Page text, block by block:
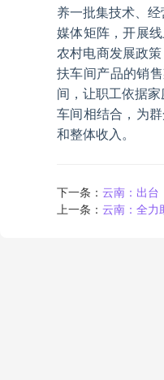
养一批集技术、
媒体矩阵，开展
农村电商发展政
扶车间产品的销
间，让职工依据
车间相结合，为
和整体收入。
下一条： 云南：出台
上一条： 云南：全力